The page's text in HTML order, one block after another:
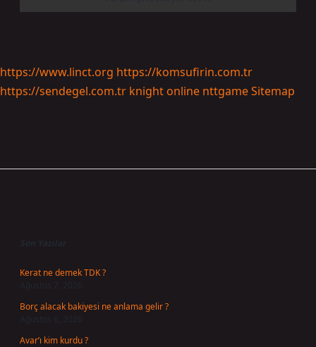
https://www.linct.org https://komsufirin.com.tr
https://sendegel.com.tr knight online nttgameSitemap
Son Yazılar
Kerat ne demek TDK ?
Borç alacak bakiyesi ne anlama gelir ?
Avar’ı kim kurdu ?